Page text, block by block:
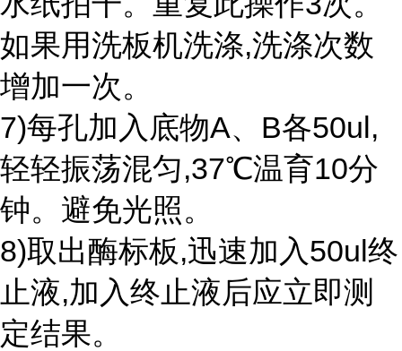
如果用洗板机洗涤,洗涤次数
增加一次。
7)每孔加入底物A、B各50ul,
轻轻振荡混匀,37℃温育10分
钟。避免光照。
8)取出酶标板,迅速加入50ul终
止液,加入终止液后应立即测
定结果。